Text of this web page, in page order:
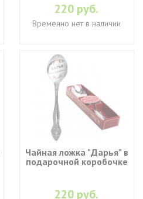
220 руб.
Временно нет в наличии
Чайная ложка "Дарья" в
подарочной коробочке
220 руб.